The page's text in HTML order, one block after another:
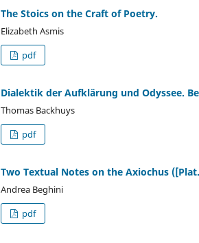
The Stoics on the Craft of Poetry.
Elizabeth Asmis
pdf
Dialektik der Aufklärung und Odyssee.
Thomas Backhuys
pdf
Two Textual Notes on the Axiochus
Andrea Beghini
pdf